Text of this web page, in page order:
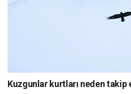
Kuzgunlar kurtları neden takip